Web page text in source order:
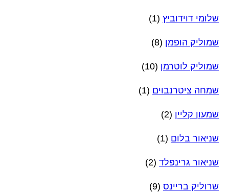
שלומי דוידוביץ (1)
שמוליק הופמן (8)
שמוליק לוטרמן (10)
שמחה ציטרנבוים (1)
שמעון קליין (2)
שניאור בלום (1)
שניאור גרינפלד (2)
שרוליק בריינס (9)